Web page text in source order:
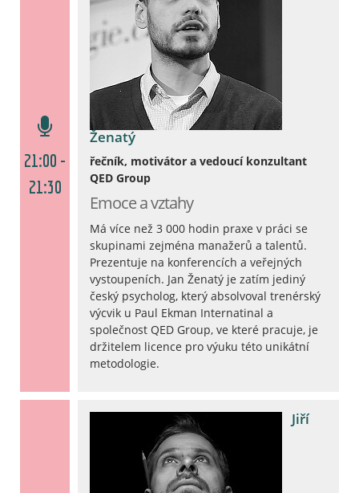
21:00 -
21:30
Ženatý
řečník, motivátor a vedoucí konzultant
QED Group
Emoce a vztahy
Má více než 3 000 hodin praxe v práci se
skupinami zejména manažerů a talentů.
Prezentuje na konferencích a veřejných
vystoupeních. Jan Ženatý je zatím jediný
český psycholog, který absolvoval trenérský
výcvik u Paul Ekman Internatinal a
společnost QED Group, ve které pracuje, je
držitelem licence pro výuku této unikátní
metodologie.
Jiří